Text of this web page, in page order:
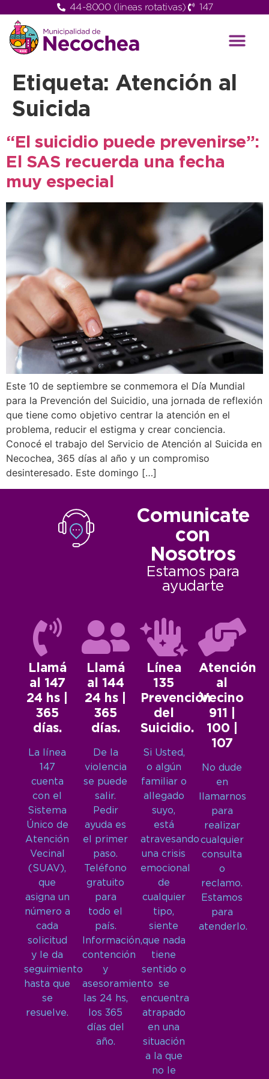
44-8000 (lineas rotativas) 147
Etiqueta: Atención al
Suicida
“El suicidio puede prevenirse”:
El SAS recuerda una fecha
muy especial
Este 10 de septiembre se conmemora el Día Mundial
para la Prevención del Suicidio, una jornada de reflexión
que tiene como objetivo centrar la atención en el
problema, reducir el estigma y crear conciencia.
Conocé el trabajo del Servicio de Atención al Suicida en
Necochea, 365 días al año y un compromiso
desinteresado. Este domingo […]
Comunicate
con
Nosotros
Estamos para
ayudarte
Llamá
al 147
24 hs |
365
días.
La línea
147
cuenta
con el
Sistema
Único de
Atención
Vecinal
(SUAV),
que
asigna un
número a
cada
solicitud
y le da
seguimiento
hasta que
se
resuelve.
Llamá
al 144
24 hs |
365
días.
De la
violencia
se puede
salir.
Pedir
ayuda es
el primer
paso.
Teléfono
gratuito
para
todo el
país.
Información,
contención
y
asesoramiento
las 24 hs,
los 365
días del
año.
Línea
135
Prevención
del
Suicidio.
Si Usted,
o algún
familiar o
allegado
suyo,
está
atravesando
una crisis
emocional
de
cualquier
tipo,
siente
que nada
tiene
sentido o
se
encuentra
atrapado
en una
situación
a la que
no le
Atención
al
Vecino
911 |
100 |
107
No dude
en
llamarnos
para
realizar
cualquier
consulta
o
reclamo.
Estamos
para
atenderlo.